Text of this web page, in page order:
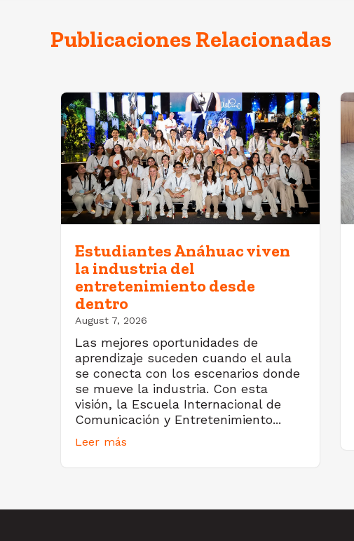
Publicaciones Relacionadas
Estudiantes Anáhuac viven
la industria del
entretenimiento desde
dentro
August 7, 2026
Las mejores oportunidades de
aprendizaje suceden cuando el aula
se conecta con los escenarios donde
se mueve la industria. Con esta
visión, la Escuela Internacional de
Comunicación y Entretenimiento...
Leer más